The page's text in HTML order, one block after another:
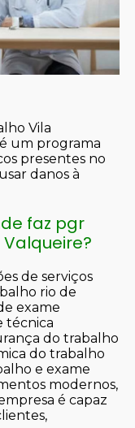
Vila
um programa
presentes no
danos à
faz pgr
de serviços
rio de
exame
técnica
do trabalho
do trabalho
e exame
modernos,
é capaz